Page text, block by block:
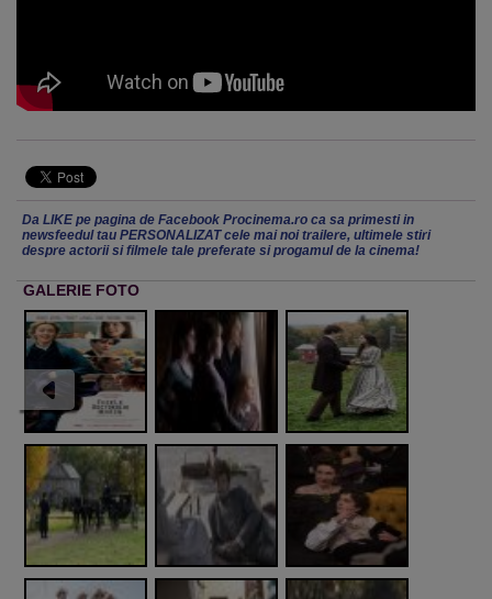
Da LIKE pe pagina de Facebook Procinema.ro ca sa primesti in
newsfeedul tau PERSONALIZAT cele mai noi trailere, ultimele stiri
despre actorii si filmele tale preferate si progamul de la cinema!
GALERIE FOTO